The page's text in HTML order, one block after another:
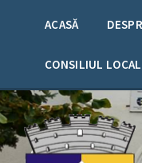
ACASĂ
CONSILIUL LOCAL